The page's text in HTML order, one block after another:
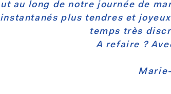
au long de notre journée de
instantanés plus tendres et
temps très
A refaire ?